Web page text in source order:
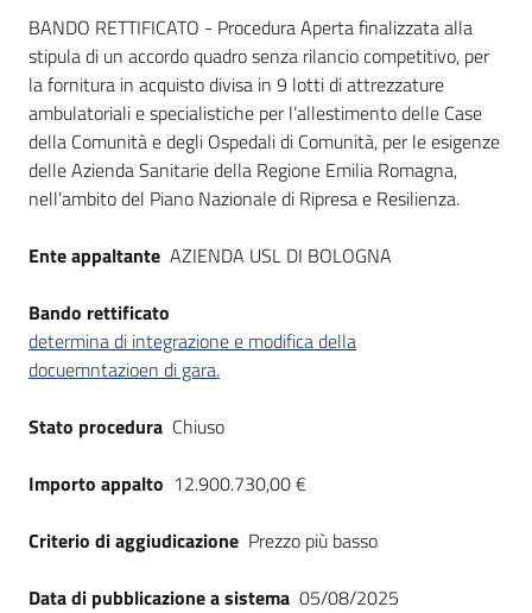
Dati del bando
BANDO RETTIFICATO - Procedura Aperta finalizzata alla
stipula di un accordo quadro senza rilancio competitivo, per
la fornitura in acquisto divisa in 9 lotti di attrezzature
ambulatoriali e specialistiche per l’allestimento delle Case
della Comunità e degli Ospedali di Comunità, per le esigenze
delle Azienda Sanitarie della Regione Emilia Romagna,
nell’ambito del Piano Nazionale di Ripresa e Resilienza.
Ente appaltante AZIENDA USL DI BOLOGNA
Bando rettificato
determina di integrazione e modifica della
docuemntazioen di gara.
Stato procedura Chiuso
Importo appalto 12.900.730,00 €
Criterio di aggiudicazione Prezzo più basso
Data di pubblicazione a sistema 05/08/2025